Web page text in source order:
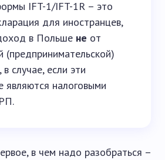
IFT-1/IFT-1R – это
для иностранцев,
в Польше не от
(предпринимательской)
случае, если эти
являются налоговыми
в чем надо разобраться –